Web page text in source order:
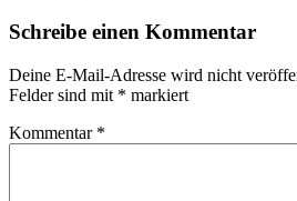
Schreibe einen Kommentar
Deine E-Mail-Adresse wird nicht
Felder sind mit * markiert
Kommentar *